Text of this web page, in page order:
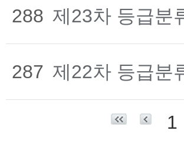
288 제23차 등급분
287 제22차 등급분
1